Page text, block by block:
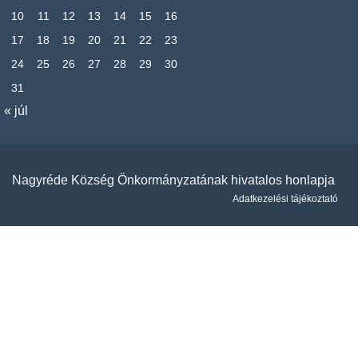
10
11 12 13 14 15
16
17
18 19 20 21 22
23
24
25 26 27 28 29
30
31
« júl
Nagyréde Község Önkormányzatának hivatalos honlapja
Adatkezelési tájékoztató